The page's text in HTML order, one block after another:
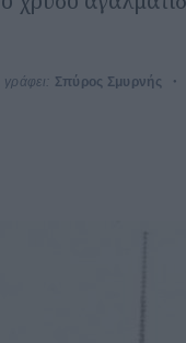
γράφει: Σπύρος Σμυρνής